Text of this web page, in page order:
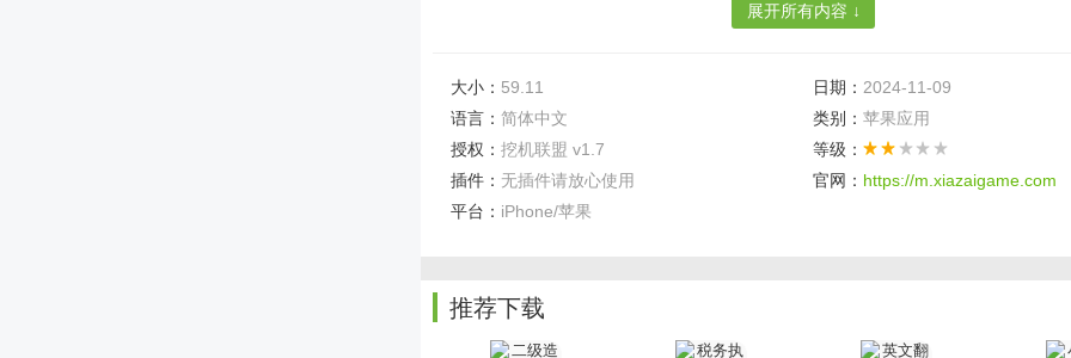
2、在这里适合租售卖家和买家共同使用，选择不同的功能模块使用，包含
手挖机。
3、除此之外，还有机器设备维修服务，帮助用户合理利用挖掘机。
展开所有内容 ↓
大小： 59.11 日期： 2024-11-09
语言： 简体中文 类别： 苹果应用
授权： 挖机联盟 v1.7
等级：
插件： 无插件请放心使用 官网： https://m.xiazaigame.com
平台： iPhone/苹果
推荐下载